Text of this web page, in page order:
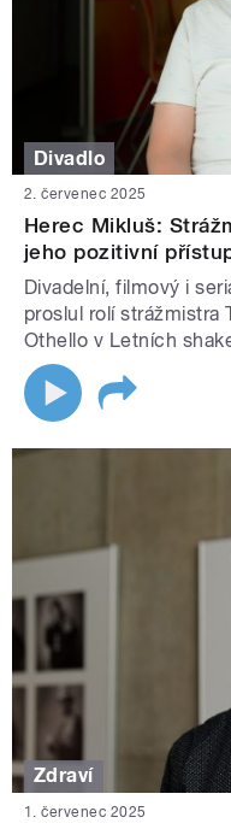
Divadlo
2. červenec 2025
Herec Mikluš:
jeho pozitivní
Divadelní, filmový i
proslul rolí strážmistra
Othello v Letních
Zdraví
1. červenec 2025